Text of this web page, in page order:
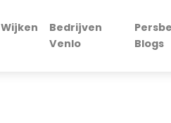
Wijken
Bedrijven
Venlo
Blogs